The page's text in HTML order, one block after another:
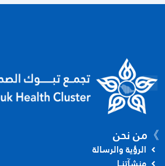
》من نحن
الرؤية والرسالة